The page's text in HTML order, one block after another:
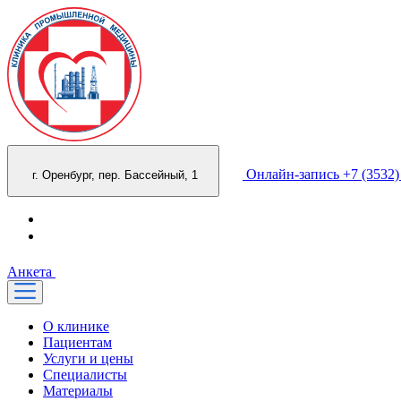
г. Оренбург, пер. Бассейный, 1 Онлайн-запись +7
Анкета
О клинике
Пациентам
Услуги и цены
Специалисты
Материалы